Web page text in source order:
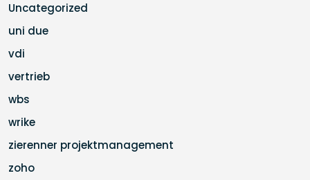
Uncategorized
uni due
vdi
vertrieb
wbs
wrike
zierenner projektmanagement
zoho